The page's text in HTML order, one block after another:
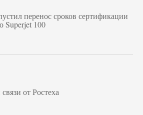
перенос сроков сертификации
Superjet 100
от Ростеха